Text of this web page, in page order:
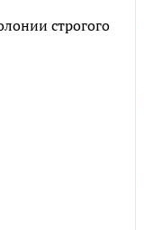
строгого